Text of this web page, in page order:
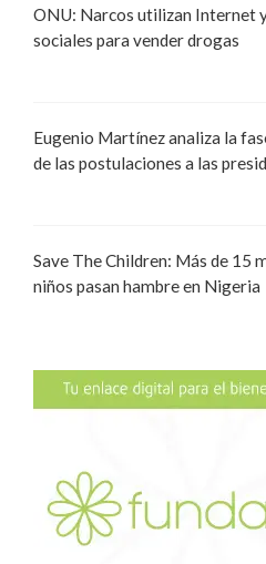
ONU: Narcos utilizan Internet
sociales para vender drogas
Eugenio Martínez analiza la
de las postulaciones a las
Save The Children: Más de 15
niños pasan hambre en Nigeria